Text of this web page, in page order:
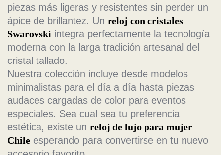
piezas más ligeras y resistentes sin perder un
ápice de brillantez. Un reloj con cristales
Swarovski integra perfectamente la tecnología
moderna con la larga tradición artesanal del
cristal tallado.
Nuestra colección incluye desde modelos
minimalistas para el día a día hasta piezas
audaces cargadas de color para eventos
especiales. Sea cual sea tu preferencia
estética, existe un reloj de lujo para mujer
Chile esperando para convertirse en tu nuevo